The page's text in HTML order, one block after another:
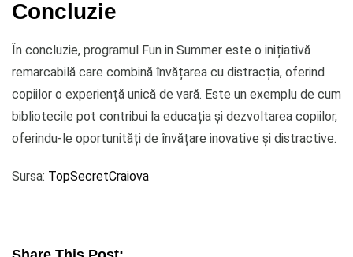
Concluzie
În concluzie, programul Fun in Summer este o inițiativă
remarcabilă care combină învățarea cu distracția, oferind
copiilor o experiență unică de vară. Este un exemplu de cum
bibliotecile pot contribui la educația și dezvoltarea copiilor,
oferindu-le oportunități de învățare inovative și distractive.
Sursa: TopSecretCraiova